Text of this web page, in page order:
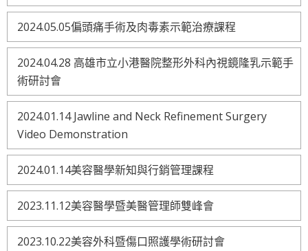
2024.05.05偏頭痛手術及肉毒素示範治療課程
2024.04.28 高雄市立小港醫院整形外科內視鏡隆乳示範手
術研討會
2024.01.14 Jawline and Neck Refinement Surgery
Video Demonstration
2024.01.14美容醫學新知與行銷管理課程
2023.11.12美容醫學暨美醫管理師雙峰會
2023.10.22美容外科暨傷口照護學術研討會